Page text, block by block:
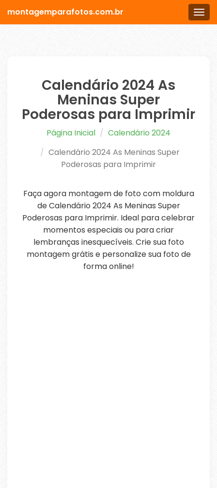
Menu
montagemparafotos.com.br
Calendário 2024 As
Meninas Super
Poderosas para Imprimir
Página Inicial
Calendário 2024
Calendário 2024 As Meninas Super
Poderosas para Imprimir
Faça agora montagem de foto com moldura
de Calendário 2024 As Meninas Super
Poderosas para Imprimir. Ideal para celebrar
momentos especiais ou para criar
lembranças inesquecíveis. Crie sua foto
montagem grátis e personalize sua foto de
forma online!